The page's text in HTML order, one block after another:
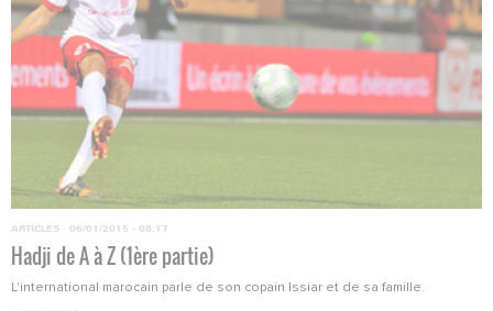
ARTICLES · 06/01/2015 - 08:17
Hadji de A à Z (1ère partie)
L'international marocain parle de son copain Issiar et de sa famille.